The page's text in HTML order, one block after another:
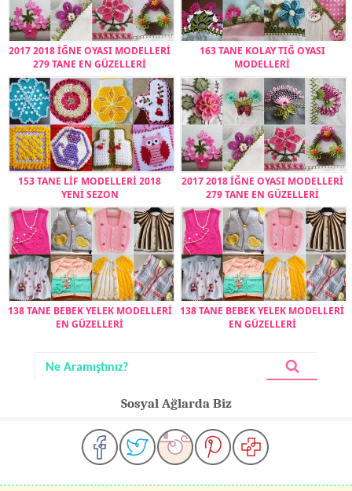
2017 2018 İĞNE OYASI MODELLERİ
279 TANE EN GÜZELLERİ
163 TANE KOLAY TIĞ OYASI
MODELLERİ
153 TANE LİF MODELLERİ 2018
YENİ SEZON
2017 2018 İĞNE OYASI MODELLERİ
279 TANE EN GÜZELLERİ
138 TANE BEBEK YELEK MODELLERİ
EN GÜZELLERİ
138 TANE BEBEK YELEK MODELLERİ
EN GÜZELLERİ
Sosyal Ağlarda Biz